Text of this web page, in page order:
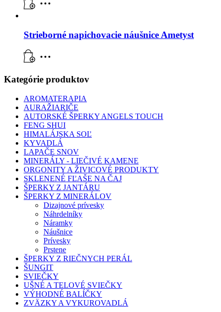
Strieborné napichovacie náušnice Ametyst
Kategórie produktov
AROMATERAPIA
AURAŽIARIČE
AUTORSKÉ ŠPERKY ANGELS TOUCH
FENG SHUI
HIMALÁJSKA SOĽ
KYVADLÁ
LAPAČE SNOV
MINERÁLY - LIEČIVÉ KAMENE
ORGONITY A ŽIVICOVÉ PRODUKTY
SKLENENÉ FĽAŠE NA ČAJ
ŠPERKY Z JANTÁRU
ŠPERKY Z MINERÁLOV
Dizajnové prívesky
Náhrdelníky
Náramky
Náušnice
Prívesky
Prstene
ŠPERKY Z RIEČNYCH PERÁL
ŠUNGIT
SVIEČKY
UŠNÉ A TELOVÉ SVIEČKY
VÝHODNÉ BALÍČKY
ZVÄZKY A VYKUROVADLÁ